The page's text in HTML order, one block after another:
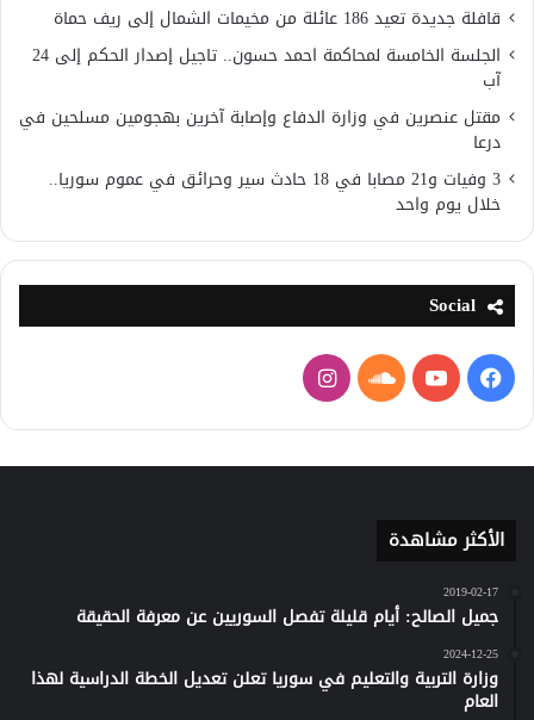
قافلة جديدة تعيد 186 عائلة من مخيمات الشمال إلى ريف حماة
الجلسة الخامسة لمحاكمة احمد حسون.. تاجيل إصدار الحكم إلى 24
آب
مقتل عنصرين في وزارة الدفاع وإصابة آخرين بهجومين مسلحين في
درعا
3 وفيات و21 مصابا في 18 حادث سير وحرائق في عموم سوريا..
خلال يوم واحد
Social
فيسبوكيوتيوبساوند
كلاود
انستقرام
الأكثر مشاهدة
2019-02-17
جميل الصالح: أيام قليلة تفصل السوريين عن معرفة الحقيقة
2024-12-25
وزارة التربية والتعليم في سوريا تعلن تعديل الخطة الدراسية لهذا
العام